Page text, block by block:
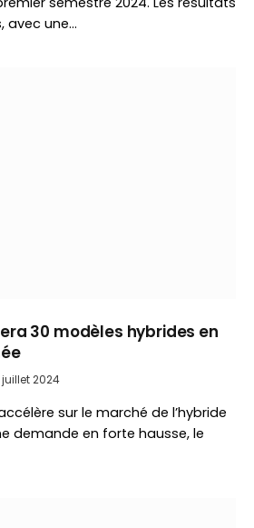
avec une…
30 modèles hybrides en
juillet 2024
sur le marché de l’hybride
demande en forte hausse, le